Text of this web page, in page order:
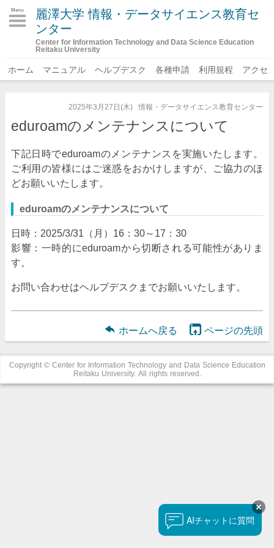
Menu
麗澤大学 情報・データサイエンス教育セ
ンター
Center for Information Technology and Data Science Education
Reitaku University
ホーム マニュアル ヘルプデスク 各種申請 利用規程 アクセ
2025年3月27日(木) 情報・データサイエンス教育センター
eduroamのメンテナンスについて
下記日時でeduroamのメンテナンスを実施いたします。
ご利用の皆様にはご迷惑をおかけしますが、ご協力のほ
どお願いいたします。
eduroamのメンテナンスについて
日時：2025/3/31（月）16：30～17：30
影響：一時的にeduroamから切断される可能性がありま
す。
お問い合わせはヘルプデスクまでお願いいたします。
ページの先頭
ホームへ戻る
Copyright © Center for Information Technology and Data Science Education
Reitaku University. All rights reserved.
AIチャットに質問